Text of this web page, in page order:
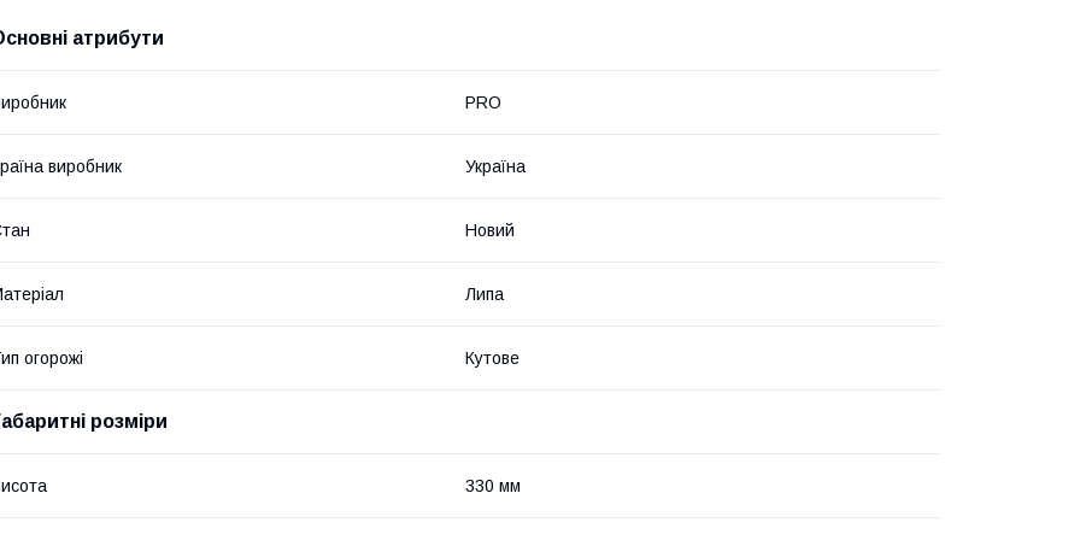
атрибути
PRO
виробник Україна
Новий
Липа
огорожі Кутове
розміри
330 мм